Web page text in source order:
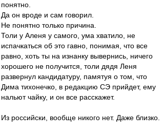
понятно.
Да он вроде и сам говорил.
Не понятно только причина.
Толи у Аленя у самого, ума хватило, не
испачкаться об это гавно, понимая, что все
равно, хоть ты на изнанку вывернись, ничего
хорошего не получится, толи дядя Леня
развернул кандидатуру, памятуя о том, что
Дима тихонечко, в редакцию СЭ прийдет, ему
нальют чайку, и он все расскажет.
Из российски, вообще никого нет. Даже близко.